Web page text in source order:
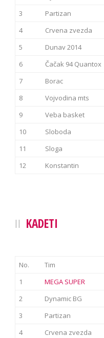
3
Partizan
4
Crvena zvezda
5
Dunav 2014
6
Čačak 94 Quantox
7
Borac
8
Vojvodina mts
9
Veba basket
10
Sloboda
11
Sloga
12
Konstantin
KADETI
No. Tim
1
MEGA SUPER
2
Dynamic BG
3
Partizan
4
Crvena zvezda